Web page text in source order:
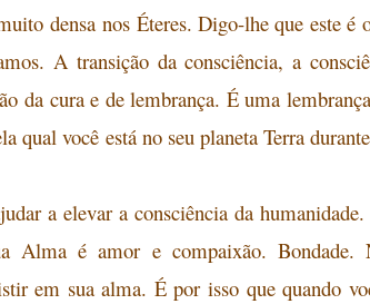
densanos Éteres. Digo-lhe que este é
A transição da consciência, a
da cura e de lembrança. É uma
qual você está no seu planeta Terra
a elevar a consciência da
Alma é amor e compaixão. Bondade.
em sua alma. É por isso que quando